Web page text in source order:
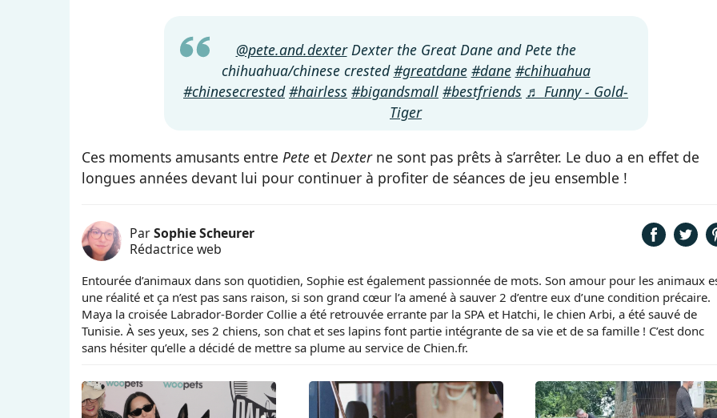
@pete.and.dexterDexter the Great Dane and Pete the
chihuahua/chinese crested#greatdane #dane #chihuahua
#chinesecrested #hairless #bigandsmall #bestfriends ♬ Funny - Gold-
Tiger
Ces moments amusants entre Pete et Dexter ne sont pas prêts à s’arrêter. Le duo a en effet de
longues années devant lui pour continuer à profiter de séances de jeu ensemble !
ParSophie Scheurer
Rédactrice web
Entourée d’animaux dans son quotidien, Sophie est également passionnée de mots. Son amour pour les animaux
une réalité et ça n’est pas sans raison, si son grand cœur l’a amené à sauver 2 d’entre eux d’une condition précaire.
Maya la croisée Labrador-Border Collie a été retrouvée errante par la SPA et Hatchi, le chien Arbi, a été sauvé de
Tunisie. À ses yeux, ses 2 chiens, son chat et ses lapins font partie intégrante de sa vie et de sa famille ! C’est donc
sans hésiter qu’elle a décidé de mettre sa plume au service de Chien.fr.